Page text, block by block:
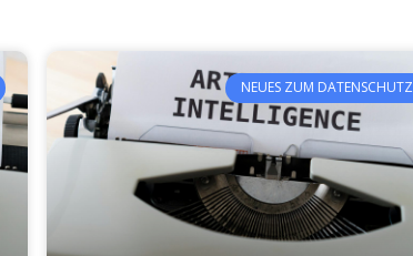
NEUES ZUM DATENSCHUTZ